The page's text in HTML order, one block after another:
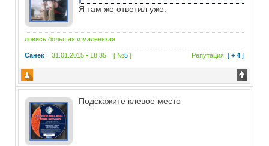
Я там же ответил уже.
ловись большая и маленькая
Санек 31.01.2015 • 18:35 [ №5 ] Репутация: [+ 4 ]
Подскажите клевое место